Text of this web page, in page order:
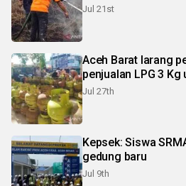
Jul 21st
Aceh Barat larang
penjualan LPG 3
Jul 27th
Kepsek: Siswa
gedung baru
Jul 9th